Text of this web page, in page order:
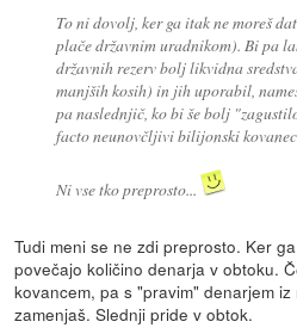
To ni dovolj, ker ga itak ne moreš
plače državnim uradnikom). Bi pa
državnih rezerv bolj likvidna
manjših kosih) in jih uporabil,
pa naslednjič, ko bi še bolj
facto neunovčljivi bilijonski
Ni vse tko preprosto...
Tudi meni se ne zdi preprosto. Ker
povečajo količino denarja v obtoku.
kovancem, pa s "pravim" denarjem
zamenjaš. Slednji pride v obtok.